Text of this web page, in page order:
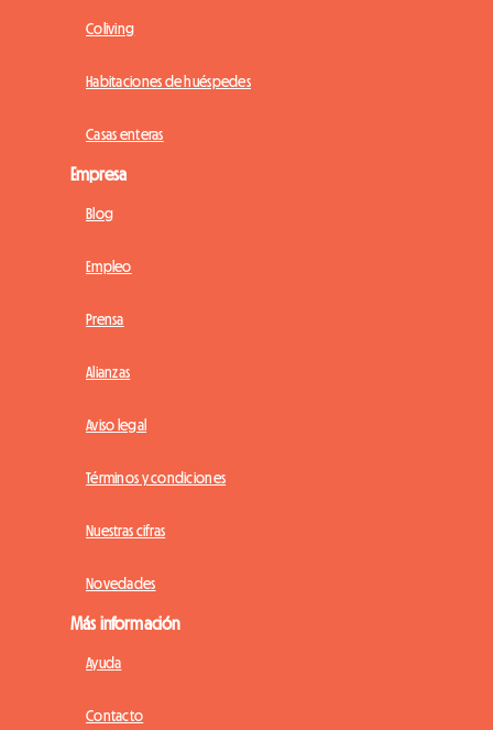
Coliving
Habitaciones de huéspedes
Casas enteras
Empresa
Blog
Empleo
Prensa
Alianzas
Aviso legal
Términos y condiciones
Nuestras cifras
Novedades
Más información
Ayuda
Contacto